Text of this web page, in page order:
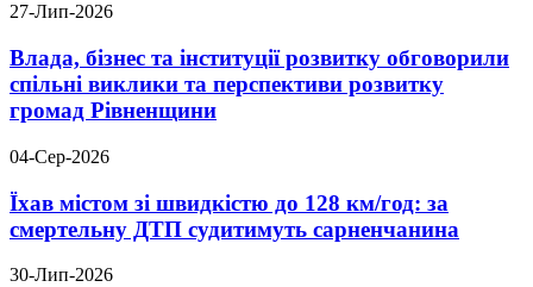
27-Лип-2026
Влада, бізнес та інституції розвитку обговорили
спільні виклики та перспективи розвитку
громад Рівненщини
04-Сер-2026
Їхав містом зі швидкістю до 128 км/год: за
смертельну ДТП судитимуть сарненчанина
30-Лип-2026